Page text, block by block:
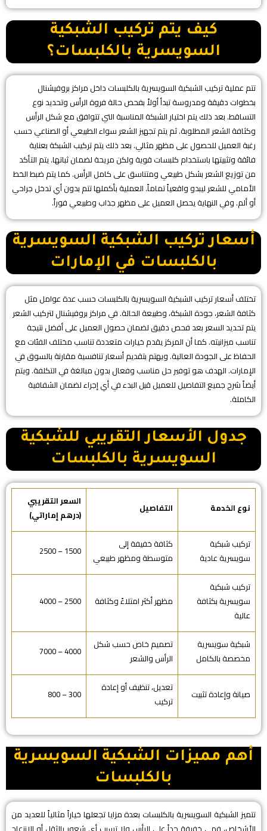
كيف يتم تركيب الشبكية
السويسرية بالكلبسات؟
تتم عملية تركيب الشبكية السويسرية بالكلبسات داخل مراكز بروفيشنال
بخطوات دقيقة ومدروسة تبدأ أولاً بفحص حالة فروة الرأس وتحديد نوع
التساقط. بعد ذلك يتم اختيار الشبكة المناسبة التي تتوافق مع شكل الرأس
وكثافة الشعر المطلوبة. ثم يتم تجهيز الشعر سواء الطبيعي أو الصناعي حسب
رغبة العميل للحصول على مظهر مثالي. بعد ذلك يتم تركيب الشبكة بعناية
فائقة وتثبيتها باستخدام كلبسات قوية ولكن مريحة لضمان ثباتها. يتم التأكد
من توزيع الشعر بشكل طبيعي ومتناسق على كامل الرأس. كما يتم ضبط الخط
الأمامي للشعر ليبدو واقعياً تماماً. العملية بأكملها تتم بدون أي تدخل جراحي
أو ألم. وفي النهاية يحصل العميل على مظهر جذاب وطبيعي فوراً.
أسعار تركيب الشبكية السويسرية
بالكلبسات في الإمارات
تختلف أسعار تركيب الشبكية السويسرية بالكلبسات حسب عدة عوامل مثل
كثافة الشعر، جودة الشبكة، وطبيعة الحالة. في مراكز بروفيشنال لتركيب الشعر
يتم تحديد السعر بعد فحص دقيق لضمان حصول العميل على أفضل نتيجة
تناسب ميزانيته. كما أن المركز يقدم خيارات متعددة تناسب مختلف الفئات مع
الحفاظ على الجودة العالية. ويهتم بتقديم أسعار تنافسية مقارنة بالسوق في
الإمارات. الهدف هو توفير حل مناسب وفعال بدون مبالغة في التكلفة. ويتم
أيضاً شرح جميع التفاصيل للعميل قبل البدء في أي إجراء لضمان الشفافية
الكاملة.
جدول الأسعار التقريبي للشبكية
السويسرية بالكلبسات
نوع الخدمة التفاصيل
السعر التقريبي
(درهم إماراتي)
تركيب شبكية
سويسرية عادية
كثافة خفيفة إلى
متوسطة ومظهر طبيعي
1500 – 2500
تركيب شبكية
سويسرية بكثافة
عالية
مظهر أكثر امتلاءً وكثافة 2500 – 4000
شبكية سويسرية
مخصصة بالكامل
تصميم خاص حسب شكل
الرأس والشعر
4000 – 7000
صيانة وإعادة تثبيت
تعديل، تنظيف أو إعادة
تركيب
300 – 800
أهم مميزات الشبكية السويسرية
بالكلبسات
تتميز الشبكية السويسرية بالكلبسات بعدة مزايا تجعلها خياراً مثالياً للعديد من